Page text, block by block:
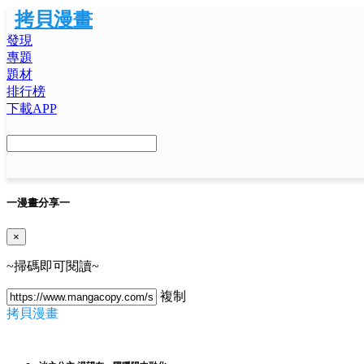
拷貝漫畫
發現
專題
題材
排行榜
下載APP
一漫畫分享一
×
~掃碼即可閱讀~
複制
拷貝漫畫